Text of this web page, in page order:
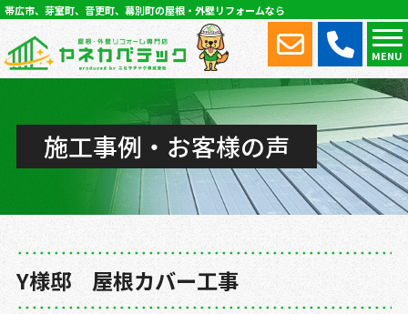
MENU
帯広市、芽室町、音更町、幕別町の屋根・外壁リフォームなら
施工事例・お客様の声
Y様邸 屋根カバー工事